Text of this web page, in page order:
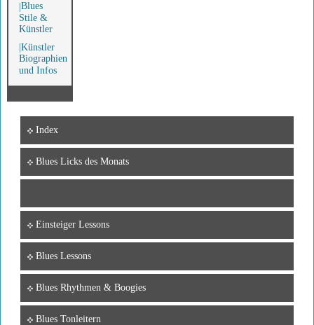
Blues
Stile &
Künstler
Künstler
Biographien
und Infos
Index
Blues Licks des Monats
Einsteiger Lessons
Blues Lessons
Blues Rhythmen & Boogies
Blues Tonleitern